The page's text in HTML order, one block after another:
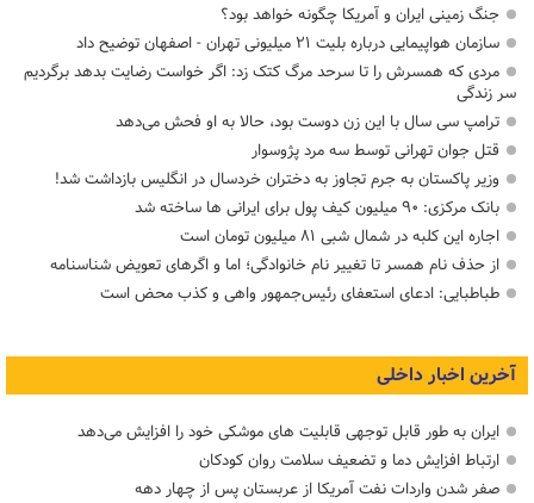
جنگ زمینی ایران و آمریکا چگونه خواهد بود؟
سازمان هواپیمایی درباره بلیت ۲۱ میلیونی تهران - اصفهان توضیح داد
مردی که همسرش را تا سرحد مرگ کتک زد: اگر خواست رضایت بدهد برگردیم
سر زندگی
ترامپ سی سال با این زن دوست بود، حالا به او فحش می‌دهد
قتل جوان تهرانی توسط سه مرد پژوسوار
وزیر پاکستان به جرم تجاوز به دختران خردسال در انگلیس بازداشت شد!
بانک مرکزی: ۹۰ میلیون کیف پول برای ایرانی ها ساخته شد
اجاره این کلبه در شمال شبی ۸۱ میلیون تومان است
از حذف نام همسر تا تغییر نام خانوادگی؛ اما و اگرهای تعویض شناسنامه
طباطبایی: ادعای استعفای رئیس‌جمهور واهی و کذب محض است
آخرین اخبار داخلی
ایران به طور قابل توجهی قابلیت های موشکی خود را افزایش می‌دهد
ارتباط افزایش دما و تضعیف سلامت روان کودکان
صفر شدن واردات نفت آمریکا از عربستان پس از چهار دهه